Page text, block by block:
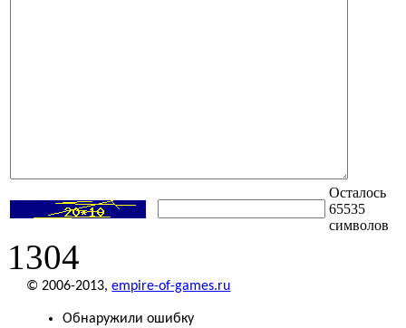
Осталось
65535
символов
1304
© 2006-2013,empire-of-games.ru
Обнаружили ошибку